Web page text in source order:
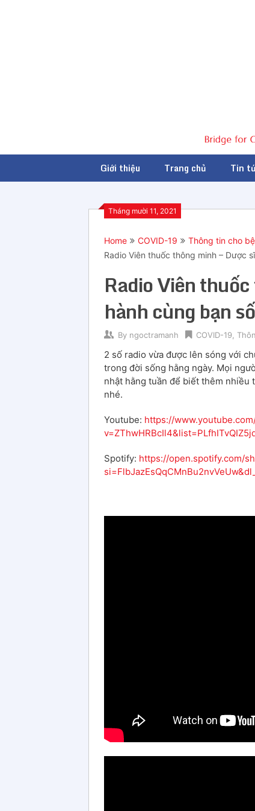
Giới thiệu Trang chủ Tin
Tháng mười 11, 2021
Home COVID-19
Thông tin cho
Radio Viên thuốc thông minh – Dược
Radio Viên
hành cùng bạn
By ngoctramanh COVID-19
2 số radio vừa được lên sóng với
trong đời sống hằng ngày. Mọi
nhật hằng tuần để biết thêm
nhé.
Youtube: https://
Spotify: https://open.spotify.com/